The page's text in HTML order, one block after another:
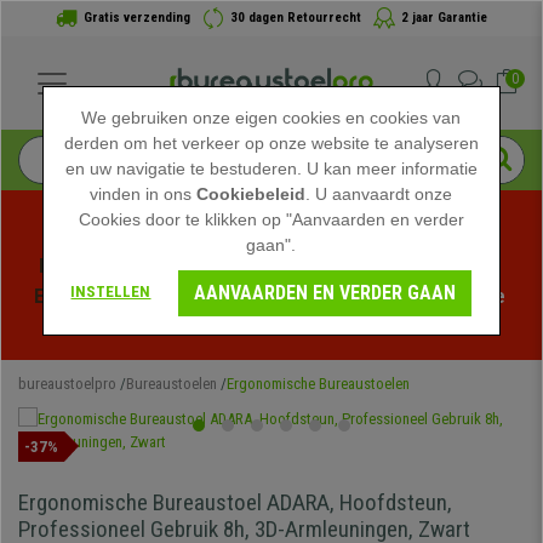
Gratis verzending 30 dagen Retourrecht 2 jaar Garantie
0
Profiteer van de Zomeruitverkoop bij bureaustoelpro!
Exclusieve kortingen voor een beperkte tijd - Bekijk de
bureaustoelpro Bureaustoelen Ergonomische Bureaustoelen
-37%
Ergonomische Bureaustoel ADARA, Hoofdsteun,
Professioneel Gebruik 8h, 3D-Armleuningen, Zwart
We gebruiken onze eigen cookies en cookies van
derden om het verkeer op onze website te analyseren
en uw navigatie te bestuderen. U kan meer informatie
vinden in onsCookiebeleid . U aanvaardt onze
Cookies door te klikken op "Aanvaarden en verder
gaan".
INSTELLEN AANVAARDEN EN VERDER GAAN